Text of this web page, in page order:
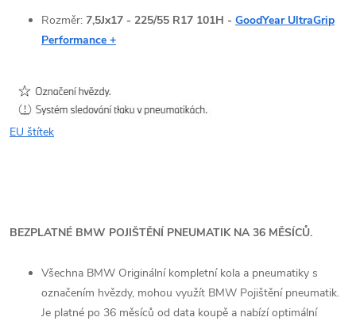
Rozměr: 7,5Jx17 - 225/55 R17 101H - GoodYear UltraGrip
Performance +
EU štítek
BEZPLATNÉ BMW POJIŠTĚNÍ PNEUMATIK NA 36 MĚSÍCŮ.
Všechna BMW Originální kompletní kola a pneumatiky s
označením hvězdy, mohou využít BMW Pojištění pneumatik.
Je platné po 36 měsíců od data koupě a nabízí optimální